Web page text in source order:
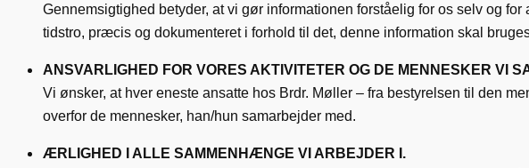
Gennemsigtighed betyder, at vi gør informationen forståelig for os selv og
tidstro, præcis og dokumenteret i forhold til det, denne information skal
ANSVARLIGHED FOR VORES AKTIVITETER OG DE MENNESKER VI
Vi ønsker, at hver eneste ansatte hos Brdr. Møller – fra bestyrelsen til den
overfor de mennesker, han/hun samarbejder med.
ÆRLIGHED I ALLE SAMMENHÆNGE VI ARBEJDER I.